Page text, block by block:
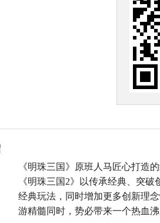
《明珠三国》原班人马匠心打造的
《明珠三国2》以传承经典、突
经典玩法，同时增加更多创新理
游精髓同时，势必带来一个热血沸